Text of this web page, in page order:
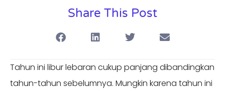
Share This Post
Tahun ini libur lebaran cukup panjang dibandingkan
tahun-tahun sebelumnya. Mungkin karena tahun ini